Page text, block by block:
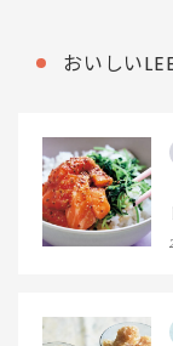
おいしい